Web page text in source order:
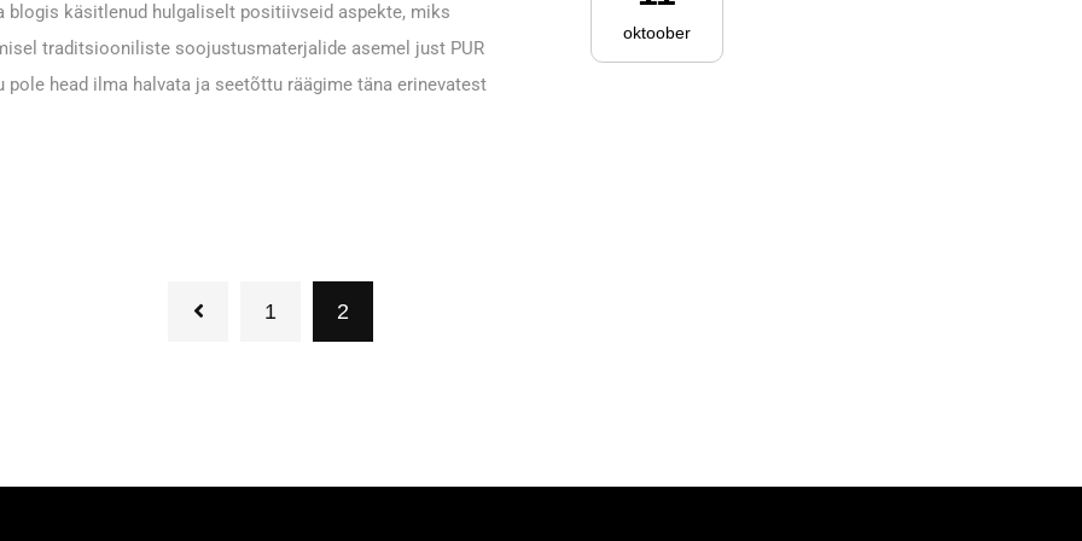
blogis käsitlenud hulgaliselt positiivseid aspekte, miks
traditsiooniliste soojustusmaterjalide asemel just PUR
pole head ilma halvata ja seetõttu räägime täna erinevatest
oktoober
1 2